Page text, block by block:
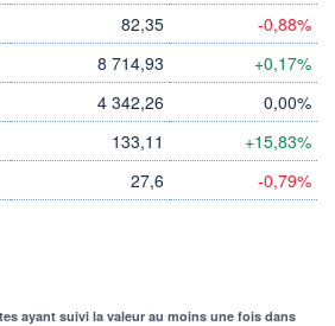
82,35 -0,88%
8 714,93 +0,17%
4 342,26 0,00%
133,11 +15,83%
27,6 -0,79%
ayant suivi la valeur au moins une fois dans